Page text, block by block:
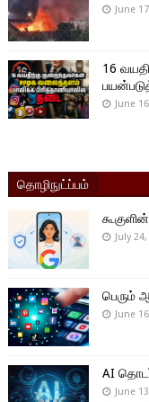
June
16
June
தொழிநுட்ப்பம்
கூகுளின்
July
பெரும்
June
AI
June